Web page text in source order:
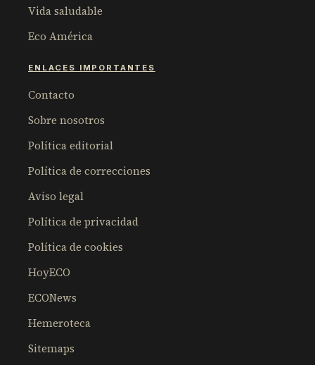
Vida saludable
Eco América
ENLACES IMPORTANTES
Contacto
Sobre nosotros
Política editorial
Política de correcciones
Aviso legal
Política de privacidad
Política de cookies
HoyECO
ECONews
Hemeroteca
Sitemaps